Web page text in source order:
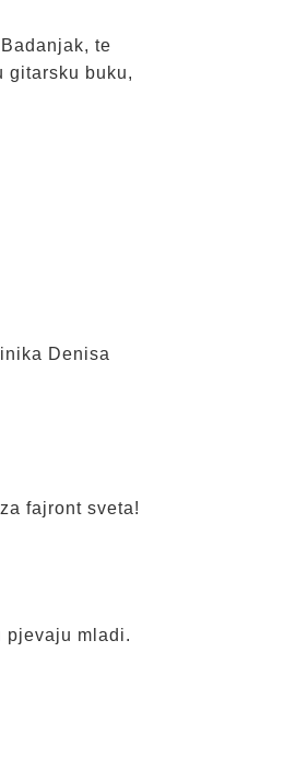
te
gitarsku buku,
Denisa
fajront sveta!
pjevaju mladi.